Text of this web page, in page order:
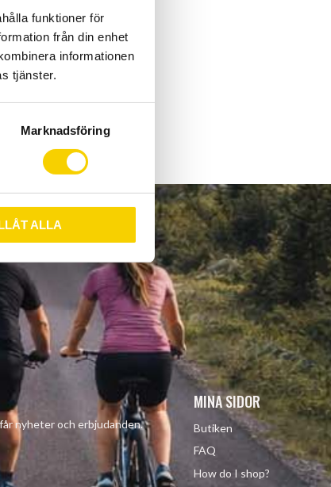
funktioner för
från din enhet
informationen
tjänster.
Marknadsföring
ALLA
nyheter och erbjudanden.
MINA SIDOR
Butiken
FAQ
How do I shop?